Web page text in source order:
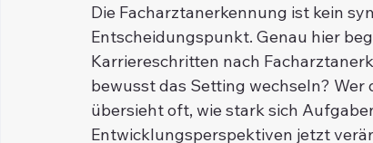
Die Facharztanerkennung ist kein
Entscheidungspunkt. Genau hier
Karriereschritten nach
bewusst das Setting wechseln?
übersieht oft, wie stark sich
Entwicklungsperspektiven jetzt